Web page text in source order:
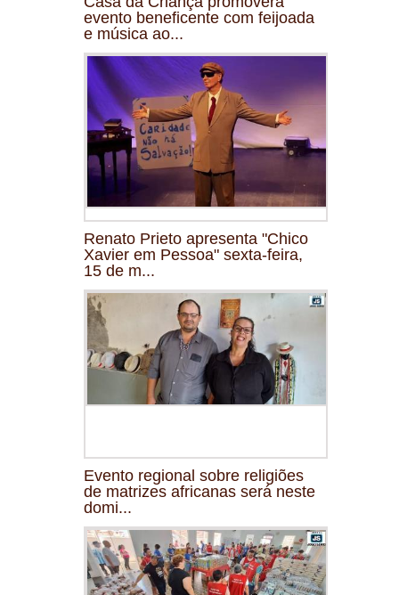
evento beneficente com feijoada
e música ao...
Renato Prieto apresenta "Chico
Xavier em Pessoa" sexta-feira,
15 de m...
Evento regional sobre religiões
de matrizes africanas será neste
domi...